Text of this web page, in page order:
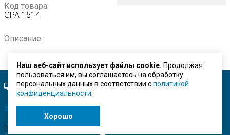
Код товара:
GPA 1514
Описание:
Полная версия сайта.
© ЗАО "Строймашсервис"
Поисковое продвижение
Наш веб-сайт использует файлы cookie. Продолжая
пользоваться им, вы соглашаетесь на обработку
персональных данных в соответствии сполитикой
конфиденциальности.
Хорошо